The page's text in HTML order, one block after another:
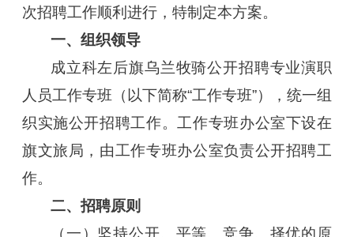
次招聘工作顺利进行，特制定本方案。
一、组织领导
成立科左后旗乌兰牧骑公开招聘专业演职
人员工作专班（以下简称“工作专班”），统一组
织实施公开招聘工作。工作专班办公室下设在
旗文旅局，由工作专班办公室负责公开招聘工
作。
二、招聘原则